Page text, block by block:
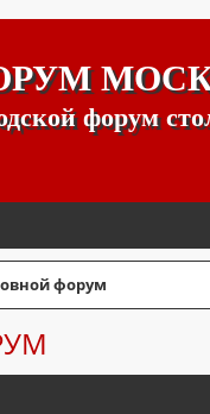
форум
форум